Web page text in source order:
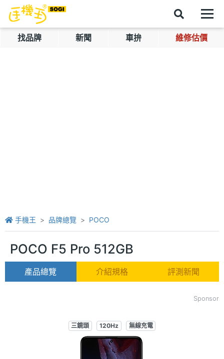
找品牌 新聞 車拚 維修估價
手機王 品牌總覽 POCO
POCO F5 Pro 512GB
產品總覽 介紹規格 評測新聞
Sponsor
三鏡頭 120Hz 無線充電